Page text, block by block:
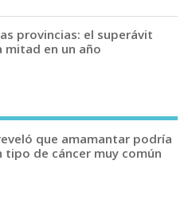
provincias: el superávit
mitad en un año
que amamantar podría
de cáncer muy común